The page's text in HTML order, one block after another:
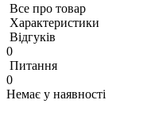
Все про товар
Характеристики
Відгуків
0
Питання
0
Немає у наявності